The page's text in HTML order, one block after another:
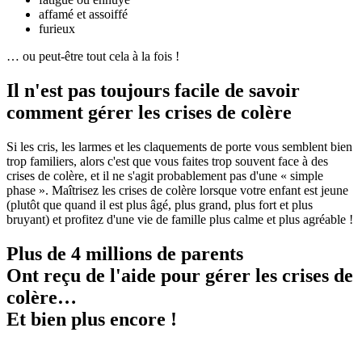
affamé et assoiffé
furieux
… ou peut-être tout cela à la fois !
Il n'est pas toujours facile de savoir
comment gérer les crises de colère
Si les cris, les larmes et les claquements de porte vous semblent bien
trop familiers, alors c'est que vous faites trop souvent face à des
crises de colère, et il ne s'agit probablement pas d'une « simple
phase ». Maîtrisez les crises de colère lorsque votre enfant est jeune
(plutôt que quand il est plus âgé, plus grand, plus fort et plus
bruyant) et profitez d'une vie de famille plus calme et plus agréable !
Plus de 4 millions de parents
Ont reçu de l'aide pour gérer les crises de
colère…
Et bien plus encore !